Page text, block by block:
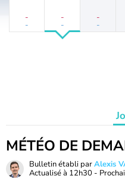
-
-
-
-
-
-
MÉTÉO DE
Bulletin établi parAlexis
Actualisé à 12h30 -